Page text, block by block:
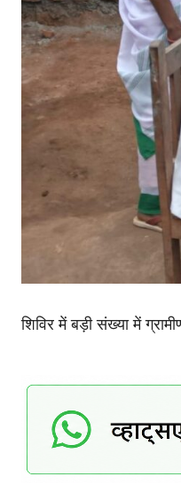
शिविर में बड़ी संख्या में